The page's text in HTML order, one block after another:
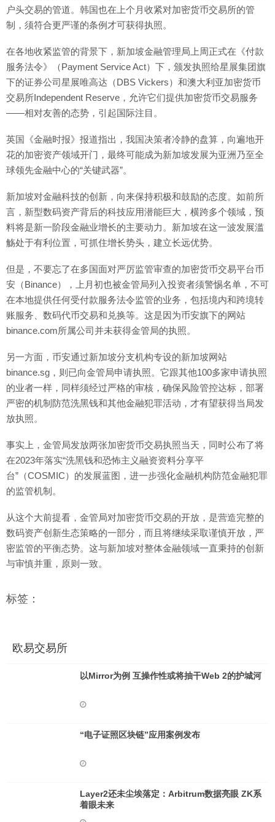
户头交易的管道。韩国也在上个月收紧对加密货币交易所的管
制，须符合更严谨的条例才可获得执照。
在各地收紧监管的背景下，新加坡金融管理局上周正式在《付款
服务法令》（Payment Service Act）下，颁发执照给星展集团旗
下的证券公司星展唯高达（DBS Vickers）和澳大利亚加密货币
交易所Independent Reserve，允许它们提供加密货币交易服务
——相对友善的态势，引起国际注目。
英国《金融时报》报道指出，我国决策者冷静的盘算，向遍地开
花的加密资产领域开门，最终可能成为新加坡发展为亚洲乃至全
球领先金融中心的“关键武器”。
新加坡对金融科技的创新，向来保持积极和鼓励的态度。如前所
言，新型数码资产背后的科技应用潜能巨大，横跨多个领域，预
料将是新一阶段金融业增长的主要动力。新加坡在这一波发展滥
觞处于有利位置，可抓住增长势头，建立长远优势。
但是，不要忘了在多国面对严厉监管审查的加密货币交易平台币
安（Binance），上月初也被金管局列入投资者须警惕名单，不可
在本地提供任何受付款服务法令监管的业务，包括境内和跨境转
账服务、数码代币交易和兑换等。这是因为币安旗下的网站
binance.com所属公司并未获得金管局的执照。
另一方面，币安通过新加坡分支机构专设的新加坡网站
binance.sg，则已向金管局申请执照。它跟其他100多家申请执照
的业者一样，同样须经过严格的审核，确保风险管控达标，部署
严密的机制防范洗黑钱和其他金融犯罪活动，才有望获得当局发
放执照。
事实上，金管局发放两张加密货币交易执照当天，同时公布了将
在2023年落实“洗黑钱和恐怖主义融资资料分享平
台”（COSMIC）的发展蓝图，进一步强化金融机构防范金融犯罪
的监管机制。
从这个大前提看，金管局对加密货币交易的开放，是营造完整的
数码资产创新生态策略的一部分，而且将继续采取谨慎开放，严
密监管的平衡态势。这与新加坡对整体金融领域一直秉持的创新
与审慎并重，原则一致。
标签：
欧易交易所
以Mirror为例 互操作性或将抽干Web 2的护城河
“电子证照区块链”应用案例发布
Layer2还未尘埃落定：Arbitrum数据亮眼 ZK系
着眼未来